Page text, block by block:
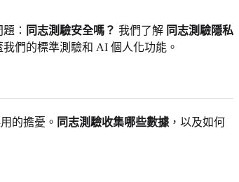
： 同志測驗安全嗎？ 我們了解 同志測驗隱私
們的標準測驗和 AI 個人化功能。
的擔憂。 同志測驗收集哪些數據 ，以及如何